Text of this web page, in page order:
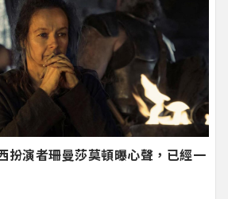
扮演者珊曼莎莫頓曝心聲，已經一